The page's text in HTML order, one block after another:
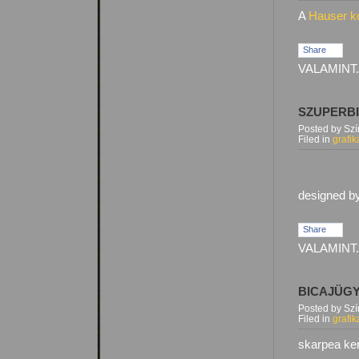
A Hauser
Share
Posted by
Filed in
designed
Share
Posted by
Filed in
skarpea